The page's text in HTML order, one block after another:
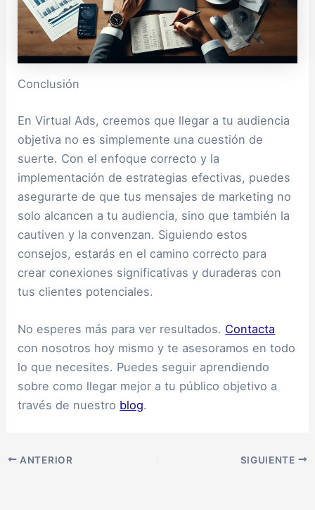
Conclusión
En Virtual Ads, creemos que llegar a tu audiencia
objetiva no es simplemente una cuestión de
suerte. Con el enfoque correcto y la
implementación de estrategias efectivas, puedes
asegurarte de que tus mensajes de marketing no
solo alcancen a tu audiencia, sino que también la
cautiven y la convenzan. Siguiendo estos
consejos, estarás en el camino correcto para
crear conexiones significativas y duraderas con
tus clientes potenciales.
No esperes más para ver resultados. Contacta
con nosotros hoy mismo y te asesoramos en todo
lo que necesites. Puedes seguir aprendiendo
sobre como llegar mejor a tu público objetivo a
través de nuestro blog.
ANTERIOR SIGUIENTE